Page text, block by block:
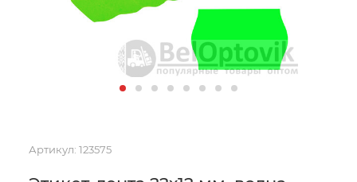
Артикул: 123575